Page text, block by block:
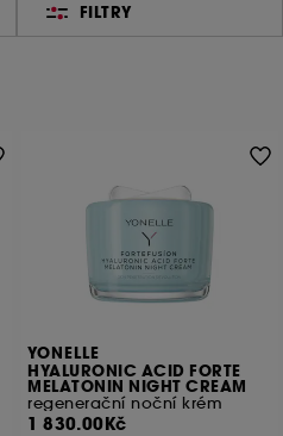
FILTRY
YONELLE
HYALURONIC ACID FORTE
MELATONIN NIGHT CREAM
regenerační noční krém
1 830.00Kč